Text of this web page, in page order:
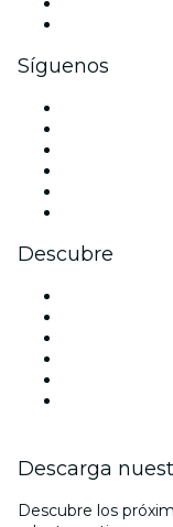
Síguenos
Descubre
Descarga
Descubre los